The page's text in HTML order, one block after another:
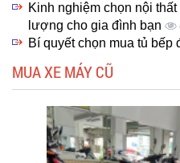
Kinh nghiệm chọn nội
lượng cho gia đình bạn
Bí quyết chọn mua tủ bếp
MUA XE MÁY CŨ